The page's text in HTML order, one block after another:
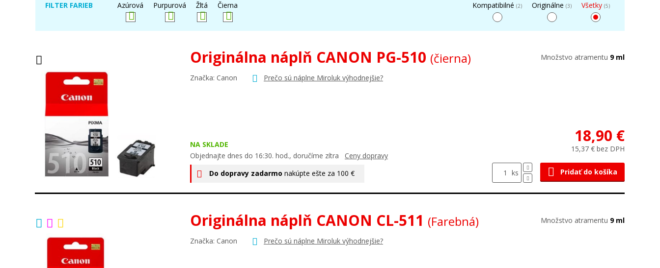
FILTER FARIEB Azúrová Purpurová Žltá Čierna Kompatibilné (2) Originálne (3) Všetky (5)
Originálna náplň CANON PG-510 (čierna)
Značka: Canon Prečo sú náplne Miroluk výhodnejšie?
NA SKLADE
Objednajte dnes do 16:30. hod., doručíme zítra Ceny dopravy
Do dopravy zadarmo nakúpte ešte za 100 €
Množstvo atramentu 9 ml
18,90 €
15,37 € bez DPH
ks Pridať do košíka
Originálna náplň CANON CL-511 (Farebná)
Značka: Canon Prečo sú náplne Miroluk výhodnejšie?
Množstvo atramentu 9 ml